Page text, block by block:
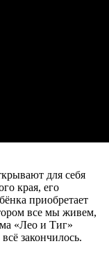
для себя
края, его
приобретает
все мы живем,
«Лео и Тиг»
закончилось.